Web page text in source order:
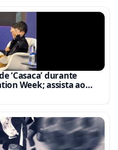
‘Casaca’ durante
Week; assista ao